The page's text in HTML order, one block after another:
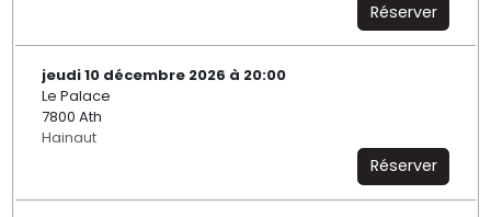
Réserver
jeudi 10 décembre 2026 à 20:00
Le Palace
7800 Ath
Hainaut
Réserver